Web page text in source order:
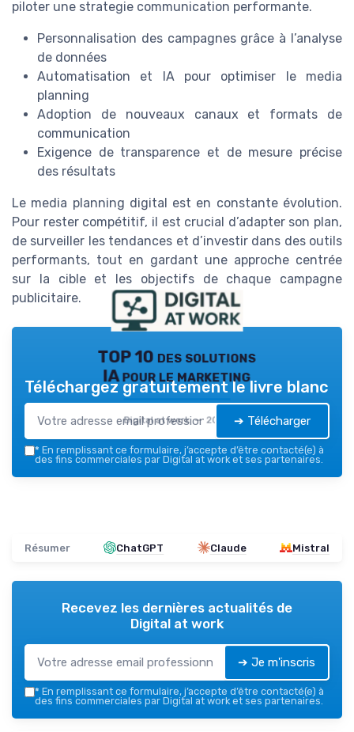
piloter une strategie communication performante.
Personnalisation des campagnes grâce à l’analyse
de données
Automatisation et IA pour optimiser le media
planning
Adoption de nouveaux canaux et formats de
communication
Exigence de transparence et de mesure précise
des résultats
Le media planning digital est en constante évolution.
Pour rester compétitif, il est crucial d’adapter son plan,
de surveiller les tendances et d’investir dans des outils
performants, tout en gardant une approche centrée
sur la cible et les objectifs de chaque campagne
publicitaire.
TOP 10 des solutions
IA pour le marketing
Digital at work — 2026
Téléchargez gratuitement le livre blanc
➔ Télécharger
* En remplissant ce formulaire, j’accepte d’être contacté(e) à
des fins commerciales par Digital at work et ses partenaires.
Résumer ChatGPT Claude Mistral
Recevez les dernières actualités de
Digital at work
➔ Je m'inscris
* En remplissant ce formulaire, j’accepte d’être contacté(e) à
des fins commerciales par Digital at work et ses partenaires.